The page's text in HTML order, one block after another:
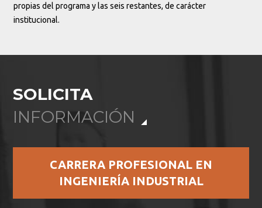
propias del programa y las seis restantes, de carácter
institucional.
SOLICITA
INFORMACIÓN
CARRERA PROFESIONAL EN
INGENIERÍA INDUSTRIAL